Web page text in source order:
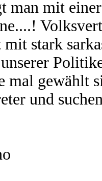
man mit
stark
mal gewählt
und